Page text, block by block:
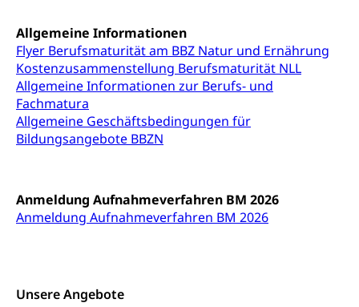
Allgemeine Informationen
Flyer Berufsmaturität am BBZ Natur und Ernährung
Kostenzusammenstellung Berufsmaturität NLL
Allgemeine Informationen zur Berufs- und
Fachmatura
Allgemeine Geschäftsbedingungen für
Bildungsangebote BBZN
Anmeldung Aufnahmeverfahren BM 2026
Anmeldung Aufnahmeverfahren BM 2026
Unsere Angebote
Kanton Luzern
Abfall
Abfallentsorgung, Kehrichtabfuhr, Müllabfuhr
Abfall und Entsorgung
Gemeindeverbände für Abfallentsorgung
Boden, Natur und Landschaft
Bodenschutz, Landschaftsschutz, Gewässerschutz,
Natur (Dienststelle Landwirtschaft und
Wald)
Chemie und Gifte
Giftabfälle, Giftmüll, Schadstoffe, Giftstoffe, Störfall